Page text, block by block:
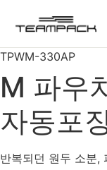
로
건
너
뛰
기
TPWM-330AP
M 파우
자동포
반복되던 원두 소분,